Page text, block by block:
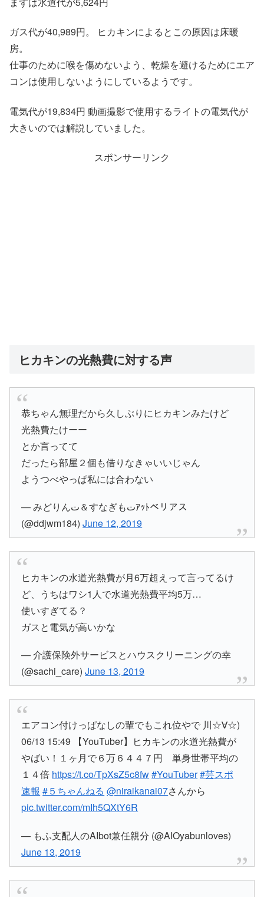
ガス代が40,989円。 ヒカキンによるとこの原因は床暖
房。
仕事のために喉を傷めないよう、乾燥を避けるためにエア
コンは使用しないようにしているようです。
電気代が19,834円 動画撮影で使用するライトの電気代が
大きいのでは解説していました。
スポンサーリンク
ヒカキンの光熱費に対する声
恭ちゃん無理だから久しぶりにヒカキンみたけど
光熱費たけーー
とか言ってて
だったら部屋２個も借りなきゃいいじゃん
ようつべやっぱ私には合わない
— みどりんت＆すなぎもتｱｯﾄベリアス
(@ddjwm184)June 12, 2019
ヒカキンの水道光熱費が月6万超えって言ってるけ
ど、うちはワシ1人で水道光熱費平均5万…
使いすぎてる？
ガスと電気が高いかな
— 介護保険外サービスとハウスクリーニングの幸
(@sachi_care)June 13, 2019
エアコン付けっぱなしの輩でもこれ位やで 川☆∀☆)
06/13 15:49 【YouTuber】ヒカキンの水道光熱費が
やばい！１ヶ月で６万６４４７円 単身世帯平均の
１４倍 https://t.co/TpXsZ5c8fw#YouTuber#芸スポ
速報 #５ちゃんねる @niraikanai07さんから
pic.twitter.com/mIh5QXtY6R
— もふ支配人のAIbot兼任親分 (@AIOyabunloves)
June 13, 2019